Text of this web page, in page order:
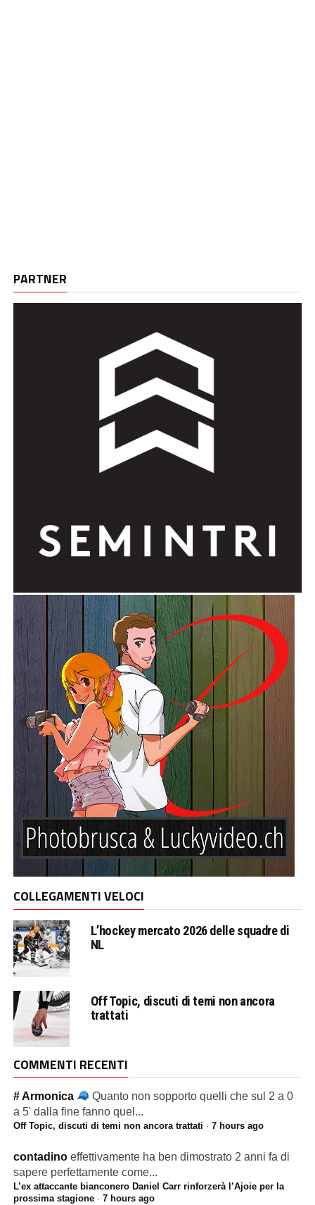
PARTNER
COLLEGAMENTI VELOCI
L’hockey mercato 2026 delle squadre di
NL
Off Topic, discuti di temi non ancora
trattati
COMMENTI RECENTI
# Armonica
Quanto non sopporto quelli che sul 2 a 0
a 5' dalla fine fanno quel...
Off Topic, discuti di temi non ancora trattati · 7 hours ago
contadino effettivamente ha ben dimostrato 2 anni fa di
sapere perfettamente come...
L’ex attaccante bianconero Daniel Carr rinforzerà l’Ajoie per la
prossima stagione· 7 hours ago